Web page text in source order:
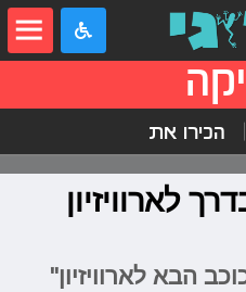
הכירו את
לארוויזיון
הבא לארוויזיון"